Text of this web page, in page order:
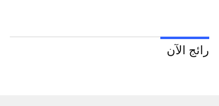
رائج الآن